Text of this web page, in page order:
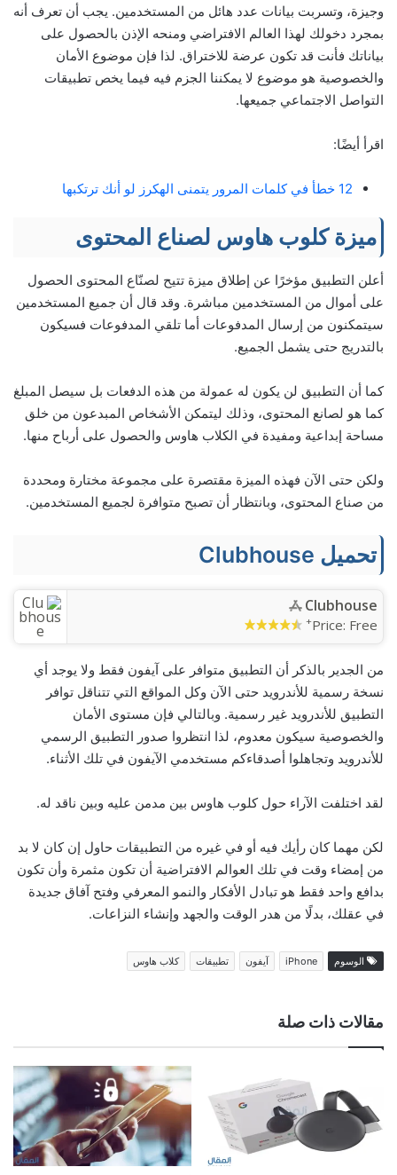
وجيزة، وتسربت بيانات عدد هائل من المستخدمين. يجب أن تعرف أنه
بمجرد دخولك لهذا العالم الافتراضي ومنحه الإذن بالحصول على
بياناتك فأنت قد تكون عرضة للاختراق. لذا فإن موضوع الأمان
والخصوصية هو موضوع لا يمكننا الجزم فيه فيما يخص تطبيقات
التواصل الاجتماعي جميعها.
اقرأ أيضًا:
12 خطأ في كلمات المرور يتمنى الهكرز لو أنك ترتكبها
ميزة كلوب هاوس لصناع المحتوى
أعلن التطبيق مؤخرًا عن إطلاق ميزة تتيح لصنّاع المحتوى الحصول
على أموال من المستخدمين مباشرة. وقد قال أن جميع المستخدمين
سيتمكنون من إرسال المدفوعات أما تلقي المدفوعات فسيكون
بالتدريج حتى يشمل الجميع.
كما أن التطبيق لن يكون له عمولة من هذه الدفعات بل سيصل المبلغ
كما هو لصانع المحتوى، وذلك ليتمكن الأشخاص المبدعون من خلق
مساحة إبداعية ومفيدة في الكلاب هاوس والحصول على أرباح منها.
ولكن حتى الآن فهذه الميزة مقتصرة على مجموعة مختارة ومحددة
من صناع المحتوى، وبانتظار أن تصبح متوافرة لجميع المستخدمين.
تحميل Clubhouse
Clubhouse
Price: Free
+
من الجدير بالذكر أن التطبيق متوافر على آيفون فقط ولا يوجد أي
نسخة رسمية للأندرويد حتى الآن وكل المواقع التي تتناقل توافر
التطبيق للأندرويد غير رسمية. وبالتالي فإن مستوى الأمان
والخصوصية سيكون معدوم، لذا انتظروا صدور التطبيق الرسمي
للأندرويد وتجاهلوا أصدقاءكم مستخدمي الآيفون في تلك الأثناء.
لقد اختلفت الآراء حول كلوب هاوس بين مدمن عليه وبين ناقد له.
لكن مهما كان رأيك فيه أو في غيره من التطبيقات حاول إن كان لا بد
من إمضاء وقت في تلك العوالم الافتراضية أن تكون مثمرة وأن تكون
بدافع واحد فقط هو تبادل الأفكار والنمو المعرفي وفتح آفاق جديدة
في عقلك، بدلًا من هدر الوقت والجهد وإنشاء النزاعات.
الوسوم iPhone آيفون تطبيقات كلاب هاوس
مقالات ذات صلة